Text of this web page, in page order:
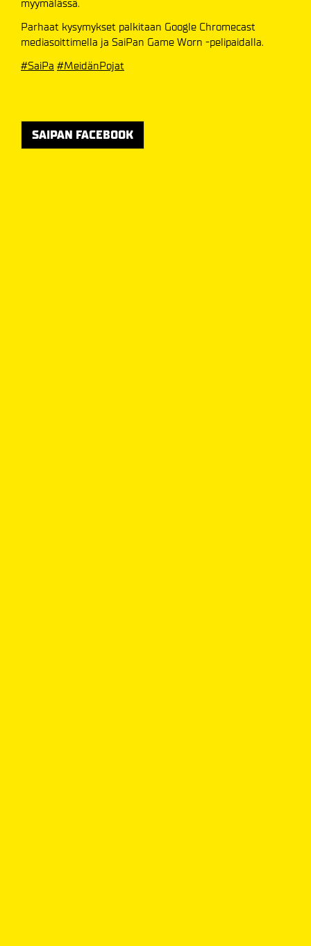
myymälässä.
Parhaat kysymykset palkitaan Google Chromecast
mediasoittimella ja SaiPan Game Worn -pelipaidalla.
#SaiPa #MeidänPojat
SAIPAN FACEBOOK